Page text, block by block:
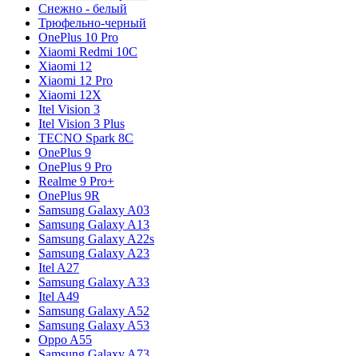
Снежно - белый
Трюфельно-черный
OnePlus 10 Pro
Xiaomi Redmi 10C
Xiaomi 12
Xiaomi 12 Pro
Xiaomi 12X
Itel Vision 3
Itel Vision 3 Plus
TECNO Spark 8C
OnePlus 9
OnePlus 9 Pro
Realme 9 Pro+
OnePlus 9R
Samsung Galaxy A03
Samsung Galaxy A13
Samsung Galaxy A22s
Samsung Galaxy A23
Itel A27
Samsung Galaxy A33
Itel A49
Samsung Galaxy A52
Samsung Galaxy A53
Oppo A55